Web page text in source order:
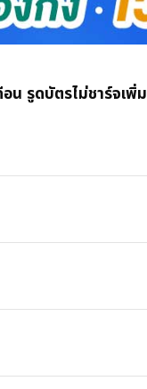
น รูดบัตรไม่ชาร์จเพิ่ม